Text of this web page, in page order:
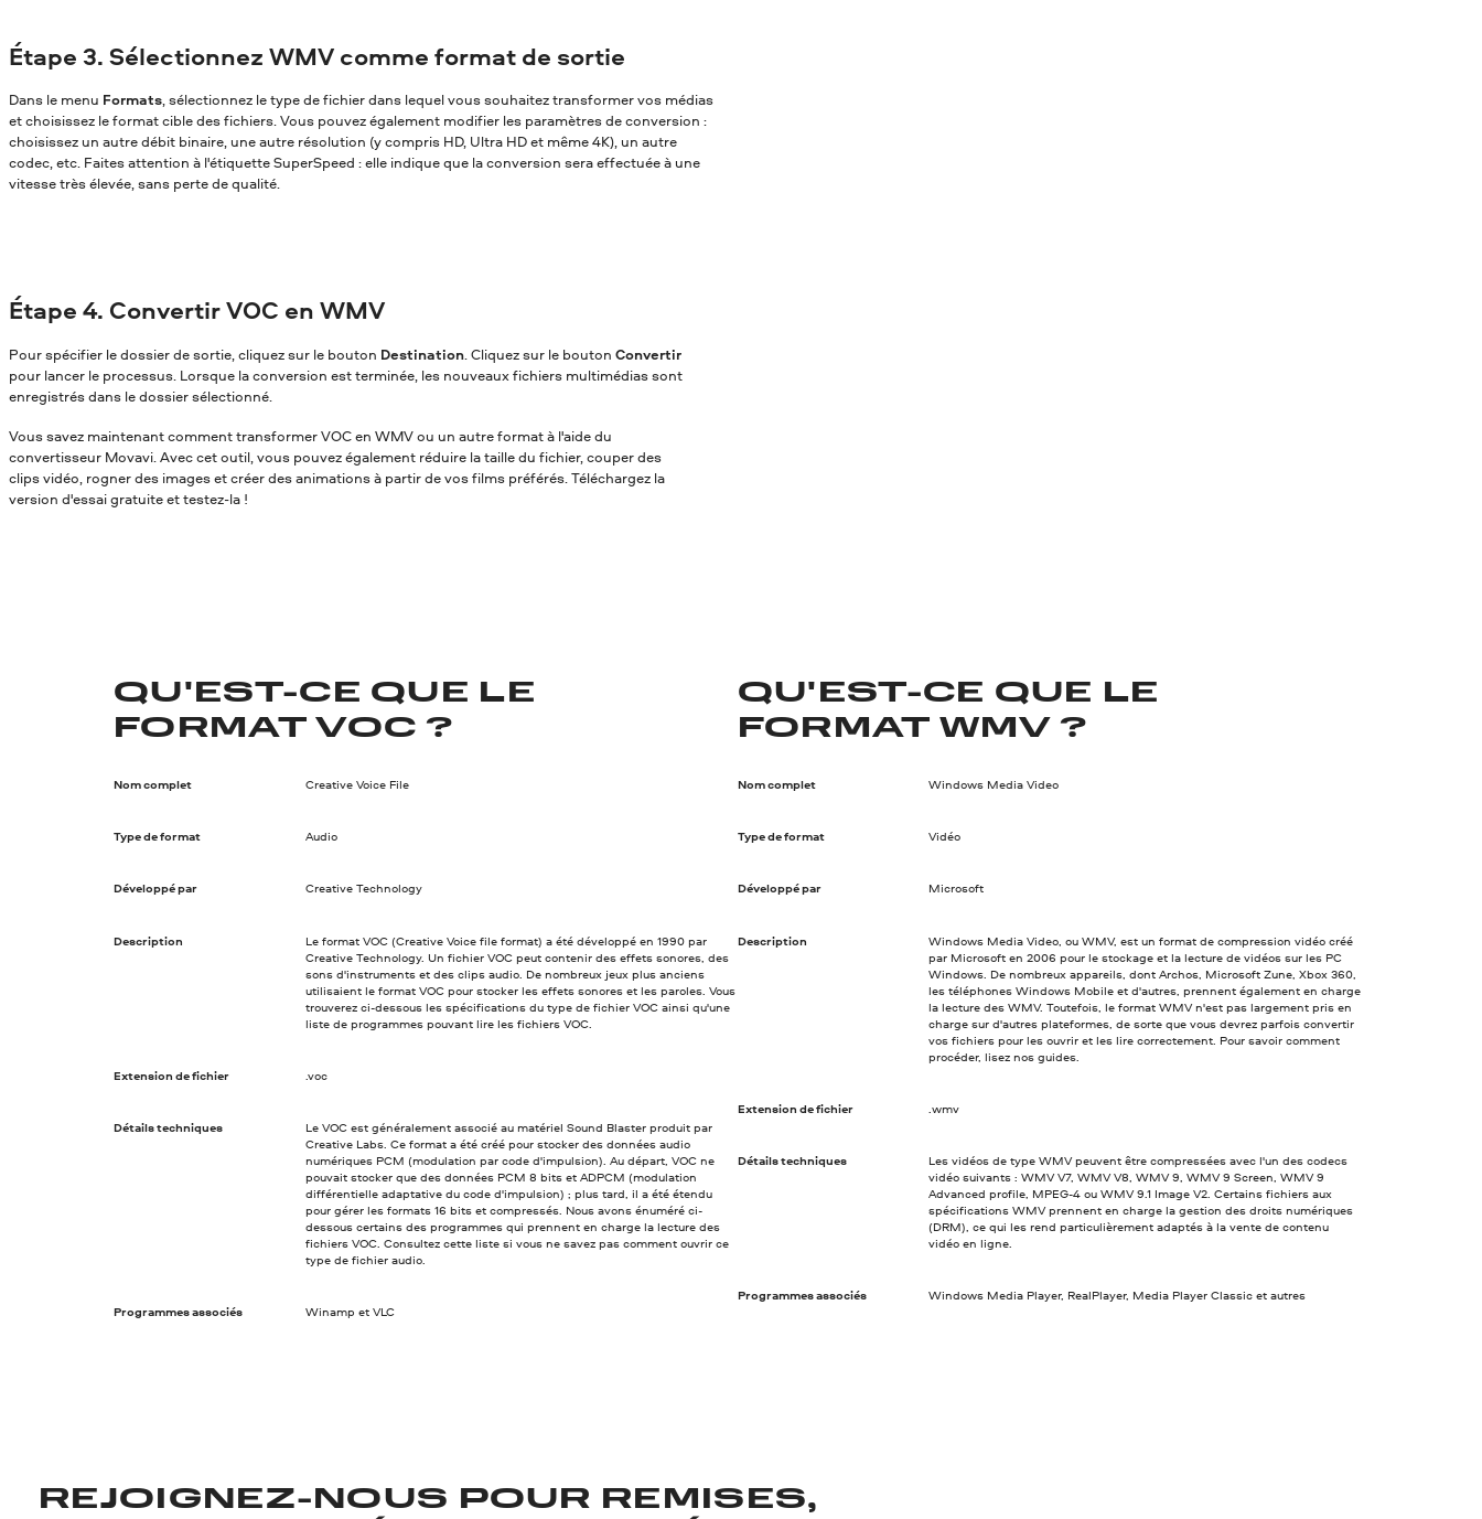
Étape 3. Sélectionnez WMV comme format de sortie
Dans le menu Formats, sélectionnez le type de fichier dans lequel vous souhaitez transformer vos médias
et choisissez le format cible des fichiers. Vous pouvez également modifier les paramètres de conversion :
choisissez un autre débit binaire, une autre résolution (y compris HD, Ultra HD et même 4K), un autre
codec, etc. Faites attention à l'étiquette SuperSpeed : elle indique que la conversion sera effectuée à une
vitesse très élevée, sans perte de qualité.
Étape 4. Convertir VOC en WMV
Pour spécifier le dossier de sortie, cliquez sur le bouton Destination. Cliquez sur le bouton Convertir
pour lancer le processus. Lorsque la conversion est terminée, les nouveaux fichiers multimédias sont
enregistrés dans le dossier sélectionné.
Vous savez maintenant comment transformer VOC en WMVou un autre format à l'aide du
convertisseur Movavi. Avec cet outil, vous pouvez également réduire la taille du fichier, couper des
clips vidéo, rogner des images et créer des animations à partir de vos films préférés. Téléchargez la
version d'essai gratuite et testez-la !
QU'EST-CE QUE LE
FORMAT VOC ?
Nom complet Creative Voice File
Type de format Audio
Développé par Creative Technology
Description
Le format VOC (Creative Voice file format) a été développé en 1990 par
Creative Technology. Un fichier VOC peut contenir des effets sonores, des
sons d'instruments et des clips audio. De nombreux jeux plus anciens
utilisaient le format VOC pour stocker les effets sonores et les paroles. Vous
trouverez ci-dessous les spécifications du type de fichier VOC ainsi qu'une
liste de programmes pouvant lire les fichiers VOC.
Extension de fichier .voc
Détails techniques
Le VOC est généralement associé au matériel Sound Blaster produit par
Creative Labs. Ce format a été créé pour stocker des données audio
numériques PCM (modulation par code d'impulsion). Au départ, VOC ne
pouvait stocker que des données PCM 8 bits et ADPCM (modulation
différentielle adaptative du code d'impulsion) ; plus tard, il a été étendu
pour gérer les formats 16 bits et compressés. Nous avons énuméré ci-
dessous certains des programmes qui prennent en charge la lecture des
fichiers VOC. Consultez cette liste si vous ne savez pas comment ouvrir ce
type de fichier audio.
Programmes associés Winamp et VLC
QU'EST-CE QUE LE
FORMAT WMV ?
Nom complet Windows Media Video
Type de format Vidéo
Développé par Microsoft
Description
Windows Media Video, ou WMV, est un format de compression vidéo créé
par Microsoft en 2006 pour le stockage et la lecture de vidéos sur les PC
Windows. De nombreux appareils, dont Archos, Microsoft Zune, Xbox 360,
les téléphones Windows Mobile et d'autres, prennent également en charge
la lecture des WMV. Toutefois, le format WMV n'est pas largement pris en
charge sur d'autres plateformes, de sorte que vous devrez parfois convertir
vos fichiers pour les ouvrir et les lire correctement. Pour savoir comment
procéder, lisez nos guides.
Extension de fichier .wmv
Détails techniques
Les vidéos de type WMV peuvent être compressées avec l'un des codecs
vidéo suivants : WMV V7, WMV V8, WMV 9, WMV 9 Screen, WMV 9
Advanced profile, MPEG-4 ou WMV 9.1 Image V2. Certains fichiers aux
spécifications WMV prennent en charge la gestion des droits numériques
(DRM), ce qui les rend particulièrement adaptés à la vente de contenu
vidéo en ligne.
Programmes associés Windows Media Player, RealPlayer, Media Player Classic et autres
REJOIGNEZ-NOUS POUR REMISES,